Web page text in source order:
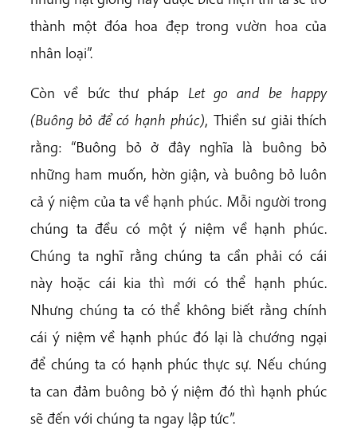
thành một đóa hoa đẹp trong vườn hoa của
nhân loại”.
Còn về bức thư pháp Let go and be happy
(Buông bỏ để có hạnh phúc), Thiền sư giải thích
rằng: “Buông bỏ ở đây nghĩa là buông bỏ
những ham muốn, hờn giận, và buông bỏ luôn
cả ý niệm của ta về hạnh phúc. Mỗi người trong
chúng ta đều có một ý niệm về hạnh phúc.
Chúng ta nghĩ rằng chúng ta cần phải có cái
này hoặc cái kia thì mới có thể hạnh phúc.
Nhưng chúng ta có thể không biết rằng chính
cái ý niệm về hạnh phúc đó lại là chướng ngại
để chúng ta có hạnh phúc thực sự. Nếu chúng
ta can đảm buông bỏ ý niệm đó thì hạnh phúc
sẽ đến với chúng ta ngay lập tức”.